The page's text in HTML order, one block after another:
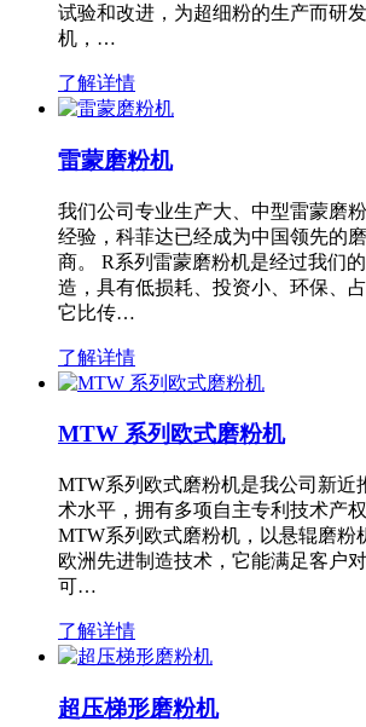
试验和改进，为超细粉的生产而研
机，…
了解详情
雷蒙磨粉机
我们公司专业生产大、中型雷蒙磨
经验，科菲达已经成为中国领先的
商。 R系列雷蒙磨粉机是经过我们
造，具有低损耗、投资小、环保、
它比传…
了解详情
MTW 系列欧式磨粉机
MTW系列欧式磨粉机是我公司新近
术水平，拥有多项自主专利技术产
MTW系列欧式磨粉机，以悬辊磨粉
欧洲先进制造技术，它能满足客户
可…
了解详情
超压梯形磨粉机